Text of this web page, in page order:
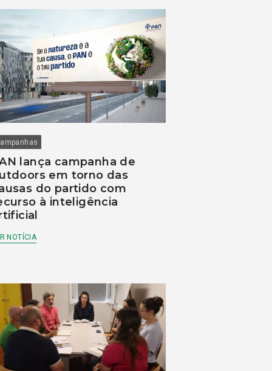
lança campanha de
em torno das
do partido com
à inteligência
NOTÍCIA